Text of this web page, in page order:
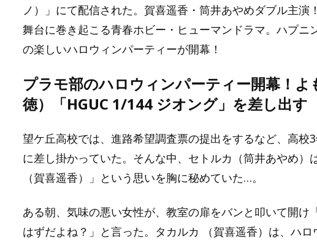
ノ）」にて配信された。賀喜遥香・筒井あやめダブル主演
舞台に巻き起こる青春ホビー・ヒューマンドラマ。ハプニ
の楽しいハロウィンパーティーが開幕！
プラモ部のハロウィンパーティー開幕！よ
徳）「HGUC 1/144 ジオング」を差し出す
望ケ丘高校では、進路希望調査票の提出をするなど、高校
に差し掛かっていた。そんな中、セトルカ（筒井あやめ）
（賀喜遥香）」という思いを胸に秘めていた…。
ある朝、気味の悪い女性が、教室の扉をバンと叩いて開け
はずだよね？」と言った。タカルカ （賀喜遥香）は、ハロ